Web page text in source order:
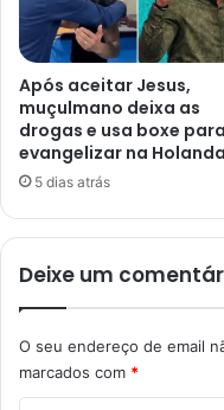
Após aceitar Jesus,
muçulmano deixa as
drogas e usa boxe para
evangelizar na Holanda
5 dias atrás
Deixe um
O seu endereço de email
marcados com *